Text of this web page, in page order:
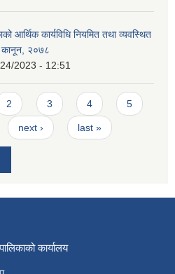
आर्थिक कार्यविधि नियमित तथा व्यवस्थित
कानून, २०७८
2023 - 12:51
2 3 4 5
next › last »
कार्यालय